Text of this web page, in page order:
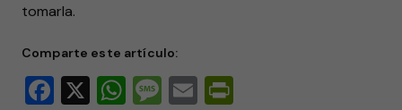
tomarla.
Comparte este artículo:
Facebook
X WhatsApp
Message
Email